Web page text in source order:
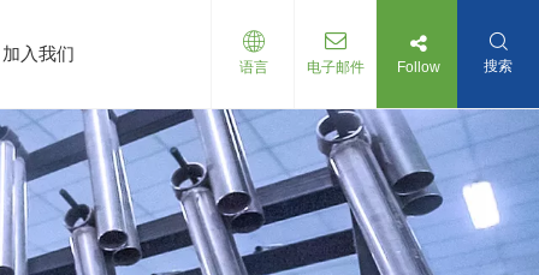
加入我们
语言 电子邮件 Follow 搜索